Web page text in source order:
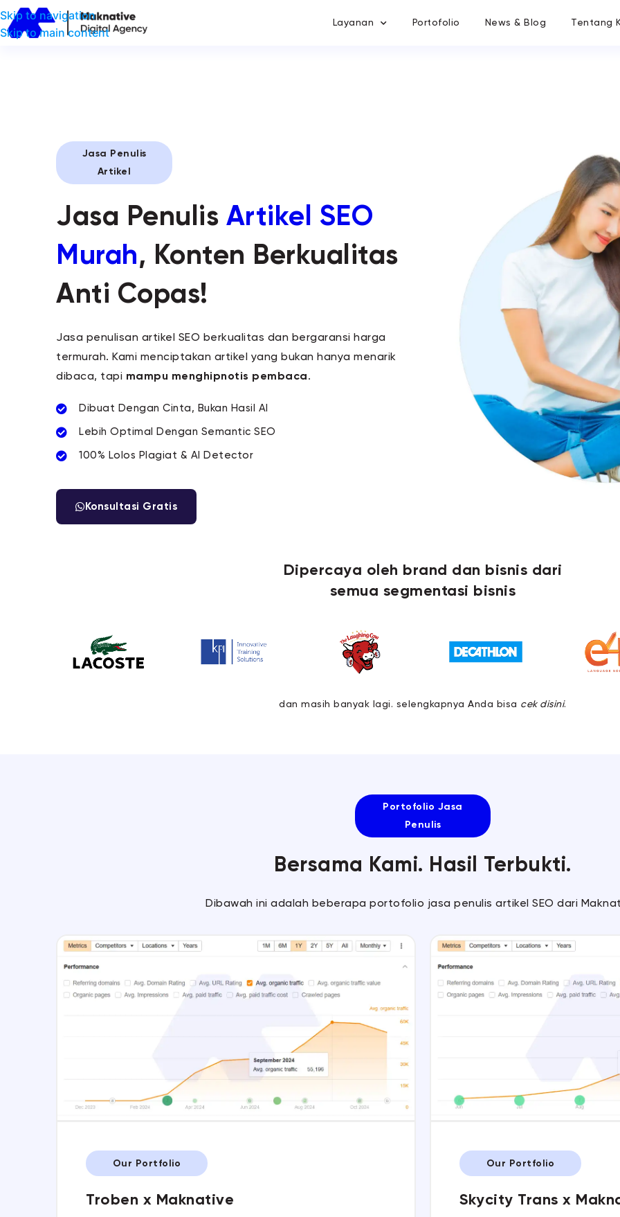
Skip to navigation
Skip to main content
Layanan Portofolio News & Blog Tentang
Jasa Penulis
Artikel
Jasa Penulis Artikel SEO
Murah, Konten Berkualitas
Anti Copas!
Jasa penulisan artikel SEO berkualitas dan bergaransi harga
termurah. Kami menciptakan artikel yang bukan hanya menarik
dibaca, tapi mampu menghipnotis pembaca.
Dibuat Dengan Cinta, Bukan Hasil AI
Lebih Optimal Dengan Semantic SEO
100% Lolos Plagiat & AI Detector
Konsultasi Gratis
Dipercaya oleh brand dan bisnis dari
semua segmentasi bisnis
dan masih banyak lagi. selengkapnya Anda bisa cek disini.
Portofolio Jasa
Penulis
Bersama Kami. Hasil Terbukti.
Dibawah ini adalah beberapa portofolio jasa penulis artikel SEO dari
Our Portfolio
Troben x Maknative
Our Portfolio
Skycity Trans x